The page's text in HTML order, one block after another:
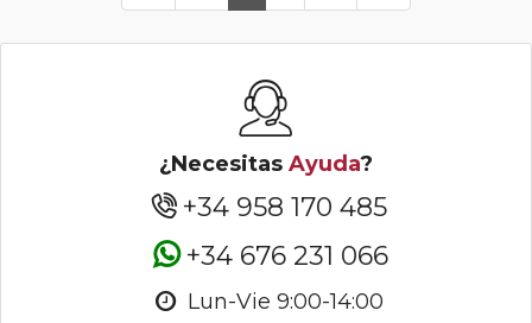
¿Necesitas Ayuda?
+34 958 170 485
+34 676 231 066
Lun-Vie 9:00-14:00